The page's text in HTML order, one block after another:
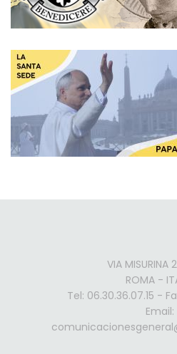
VIA MISURINA
ROMA -
Tel: 06.30.36.07.15 -
Email: